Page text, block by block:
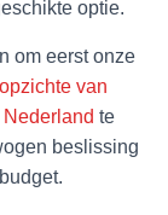
optie.
om eerst onze
van
te
beslissing